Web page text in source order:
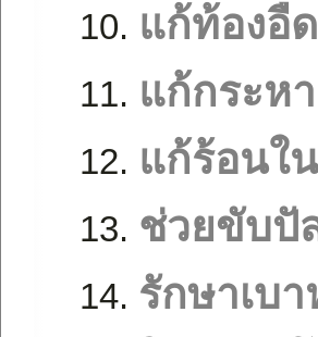
แก้ท้องอืด
แก้กระห
แก้ร้อนใน
ช่วยขับปั
รักษาเบ